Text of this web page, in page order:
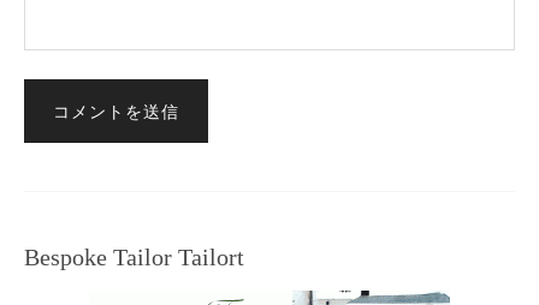
Bespoke Tailor Tailort